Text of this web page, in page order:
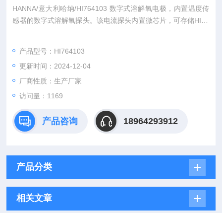
HANNA/意大利哈纳/HI764103 数字式溶解氧电极，内置温度传
感器的数字式溶解氧探头。该电流探头内置微芯片，可存储HI98
199便携式仪表自动检测的传感器类型、序列号和校准信息。该
HDPE膜盖。
产品型号：HI764103
更新时间：2024-12-04
厂商性质：生产厂家
访问量：1169
产品咨询 18964293912
产品分类
相关文章